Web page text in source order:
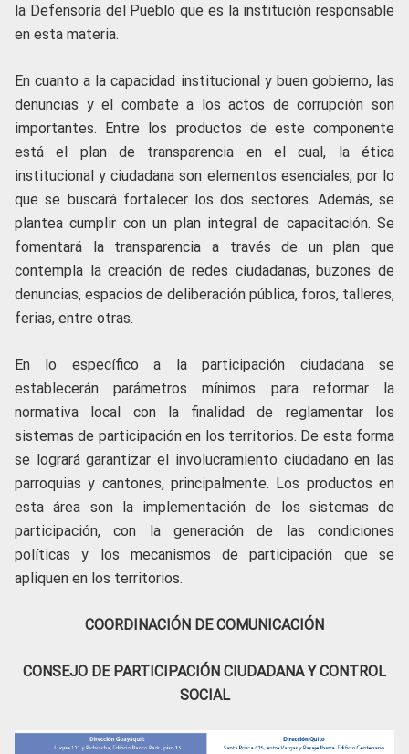
la Defensoría del Pueblo que es la institución responsable
en esta materia.
En cuanto a la capacidad institucional y buen gobierno, las
denuncias y el combate a los actos de corrupción son
importantes. Entre los productos de este componente
está el plan de transparencia en el cual, la ética
institucional y ciudadana son elementos esenciales, por lo
que se buscará fortalecer los dos sectores. Además, se
plantea cumplir con un plan integral de capacitación. Se
fomentará la transparencia a través de un plan que
contempla la creación de redes ciudadanas, buzones de
denuncias, espacios de deliberación pública, foros, talleres,
ferias, entre otras.
En lo específico a la participación ciudadana se
establecerán parámetros mínimos para reformar la
normativa local con la finalidad de reglamentar los
sistemas de participación en los territorios. De esta forma
se logrará garantizar el involucramiento ciudadano en las
parroquias y cantones, principalmente. Los productos en
esta área son la implementación de los sistemas de
participación, con la generación de las condiciones
políticas y los mecanismos de participación que se
apliquen en los territorios.
COORDINACIÓN DE COMUNICACIÓN
CONSEJO DE PARTICIPACIÓN CIUDADANA Y CONTROL
SOCIAL